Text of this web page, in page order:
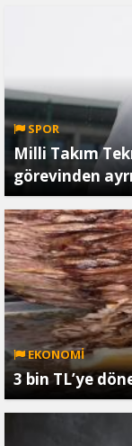
SPOR
Milli Takım
görevinden
EKONOMİ
3 bin TL’ye